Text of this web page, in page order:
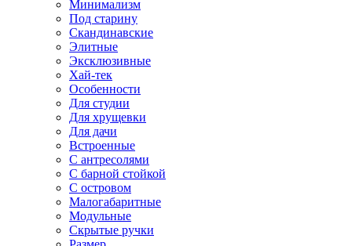
Минимализм
Под старину
Скандинавские
Элитные
Эксклюзивные
Хай-тек
Особенности
Для студии
Для хрущевки
Для дачи
Встроенные
С антресолями
С барной стойкой
С островом
Малогабаритные
Модульные
Скрытые ручки